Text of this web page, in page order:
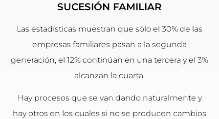
SUCESIÓN FAMILIAR
Las estadísticas muestran que sólo el 30% de las
empresas familiares pasan a la segunda
generación, el 12% continúan en una tercera y el 3%
alcanzan la cuarta.
Hay procesos que se van dando naturalmente y
hay otros en los cuales si no se producen cambios